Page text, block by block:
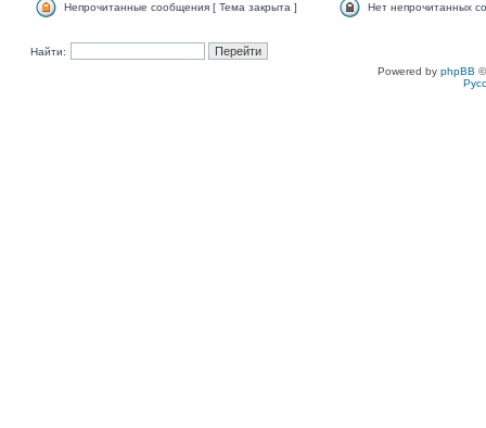
Непрочитанные сообщения [ Тема закрыта ] Нет непрочитанных
Найти:
Powered by phpBB